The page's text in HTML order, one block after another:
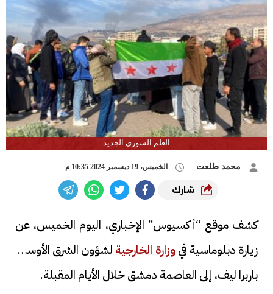
العلم السوري الجديد
محمد طلعت الخميس، 19 ديسمبر 2024 10:35 م
شارك
كشف موقع “أكسيوس” الإخباري، اليوم الخميس، عن
زيارة دبلوماسية فيوزارة الخارجية لشؤون الشرق الأوسط،
باربرا ليف، إلى العاصمة دمشق خلال الأيام المقبلة.